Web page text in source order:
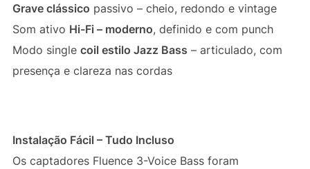
Grave clássico passivo – cheio, redondo e vintage
Som ativo Hi-Fi – moderno, definido e com punch
Modo single coil estilo Jazz Bass – articulado, com
presença e clareza nas cordas
Instalação Fácil – Tudo Incluso
Os captadores Fluence 3-Voice Bass foram